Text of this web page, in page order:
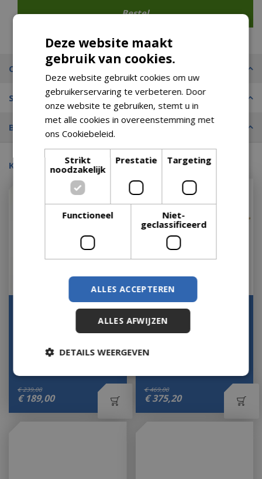
Omschrijving
Specificaties
Bezorgopties
Kijk ook eens naar:
Tuintafel Antraciet Rond
Lichtmetaal Basic Str…
€ 239,00
€ 189,00
Op voorraad
Ambassador high coffee
table Natural teak 120 X
70 X 55 cm.
€ 469,00
€ 375,20
Op voorraad
Deze website maakt
gebruik van cookies.
Deze website gebruikt cookies om uw
gebruikerservaring te verbeteren. Door
onze website te gebruiken, stemt u in
met alle cookies in overeenstemming met
ons Cookiebeleid.
Strikt
noodzakelijk
Prestatie Targeting
Functioneel
Niet-
geclassificeerd
ALLES ACCEPTEREN
ALLES AFWIJZEN
DETAILS WEERGEVEN